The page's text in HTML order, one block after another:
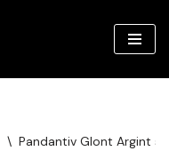
\ Pandantiv Glont Argint si